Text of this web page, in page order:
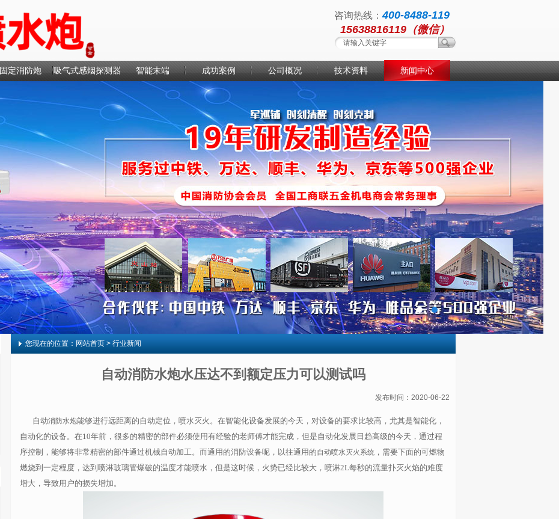
咨询热线：400-8488-119
15638816119（微信）
固定消防炮 吸气式感烟探测器 智能末端 成功案例 公司概况 技术资料 新闻中心
您现在的位置： 网站首页> 行业新闻
自动消防水炮水压达不到额定压力可以测试吗
发布时间：2020-06-22
自动消防水炮能够进行远距离的自动定位，喷水灭火。在智能化设备发展的今天，对设备的要求比较高，尤其是智能化，
自动化的设备。在10年前，很多的精密的部件必须使用有经验的老师傅才能完成，但是自动化发展日趋高级的今天，通过程
序控制，能够将非常精密的部件通过机械自动加工。而通用的消防设备呢，以往通用的自动喷水灭火系统，需要下面的可燃物
燃烧到一定程度，达到喷淋玻璃管爆破的温度才能喷水，但是这时候，火势已经比较大，喷淋2L每秒的流量扑灭火焰的难度
增大，导致用户的损失增加。